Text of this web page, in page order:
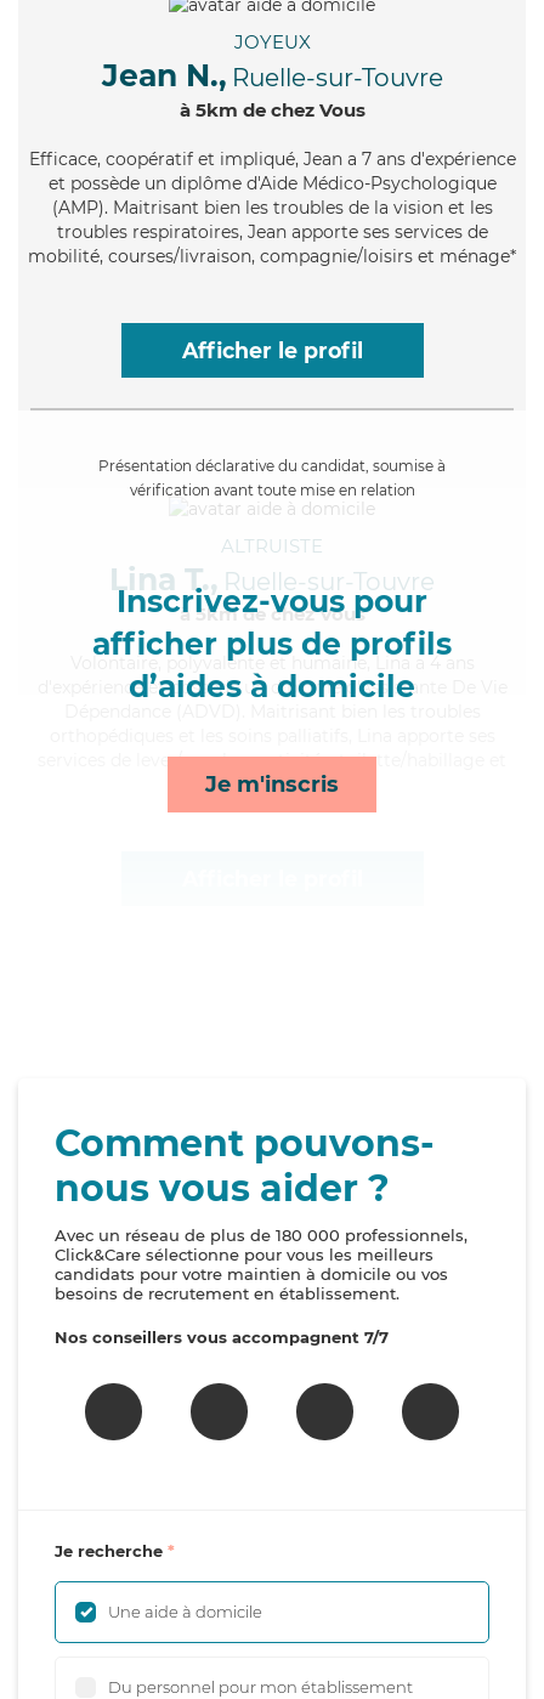
JOYEUX
Jean N., Ruelle-sur-Touvre
à 5km de chez Vous
Efficace, coopératif et impliqué, Jean a 7 ans d'expérience
et possède un diplôme d'Aide Médico-Psychologique
(AMP). Maitrisant bien les troubles de la vision et les
troubles respiratoires, Jean apporte ses services de
mobilité, courses/livraison, compagnie/loisirs et ménage*
Afficher le profil
Présentation déclarative du candidat, soumise à
vérification avant toute mise en relation
Inscrivez-vous pour
afficher plus de profils
d’aides à domicile
Je m'inscris
ALTRUISTE
Lina T., Ruelle-sur-Touvre
à 5km de chez Vous
, polyvalente et humaine, Lina a 4 ans
d'expérience et possède un diplôme d'Assistante De Vie
services de lever/coucher, activités, toilette/habillage et
surveillance de nuit*
Comment pouvons-
nous vous aider ?
Avec un réseau de plus de 180 000 professionnels,
Click&Care sélectionne pour vous les meilleurs
candidats pour votre maintien à domicile ou vos
besoins de recrutement en établissement.
Nos conseillers vous accompagnent 7/7
Je recherche
Une aide à domicile
Du personnel pour mon établissement